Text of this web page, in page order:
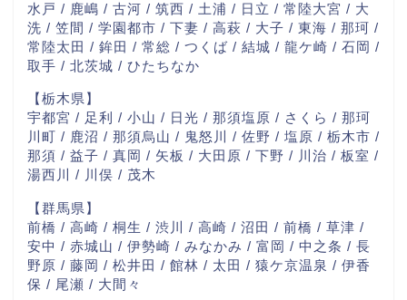
水戸 / 鹿嶋 / 古河 / 筑西 / 土浦 / 日立 / 常陸大宮 / 大
洗 / 笠間 / 学園都市 / 下妻 / 高萩 / 大子 / 東海 / 那珂 /
常陸太田 / 鉾田 / 常総 / つくば / 結城 / 龍ケ崎 / 石岡 /
取手 / 北茨城 / ひたちなか
【栃木県】
宇都宮 / 足利 / 小山 / 日光 / 那須塩原 / さくら / 那珂
川町 / 鹿沼 / 那須烏山 / 鬼怒川 / 佐野 / 塩原 / 栃木市 /
那須 / 益子 / 真岡 / 矢板 / 大田原 / 下野 / 川治 / 板室 /
湯西川 / 川俣 / 茂木
【群馬県】
前橋 / 高崎 / 桐生 / 渋川 / 高崎 / 沼田 / 前橋 / 草津 /
安中 / 赤城山 / 伊勢崎 / みなかみ / 富岡 / 中之条 / 長
野原 / 藤岡 / 松井田 / 館林 / 太田 / 猿ケ京温泉 / 伊香
保 / 尾瀬 / 大間々